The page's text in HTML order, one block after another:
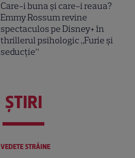
Care-i buna și care-i reaua?
Emmy Rossum revine
spectaculos pe Disney+ în
thrillerul psihologic „Furie și
seducție”
ŞTIRI
VEDETE STRĂINE